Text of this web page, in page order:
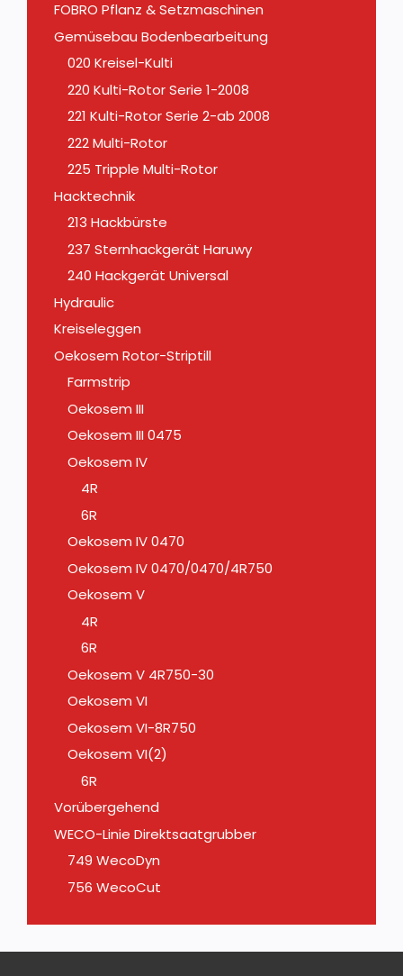
FOBRO Pflanz & Setzmaschinen
Gemüsebau Bodenbearbeitung
020 Kreisel-Kulti
220 Kulti-Rotor Serie 1-2008
221 Kulti-Rotor Serie 2-ab 2008
222 Multi-Rotor
225 Tripple Multi-Rotor
Hacktechnik
213 Hackbürste
237 Sternhackgerät Haruwy
240 Hackgerät Universal
Hydraulic
Kreiseleggen
Oekosem Rotor-Striptill
Farmstrip
Oekosem III
Oekosem III 0475
Oekosem IV
4R
6R
Oekosem IV 0470
Oekosem IV 0470/0470/4R750
Oekosem V
4R
6R
Oekosem V 4R750-30
Oekosem VI
Oekosem VI-8R750
Oekosem VI(2)
6R
Vorübergehend
WECO-Linie Direktsaatgrubber
749 WecoDyn
756 WecoCut